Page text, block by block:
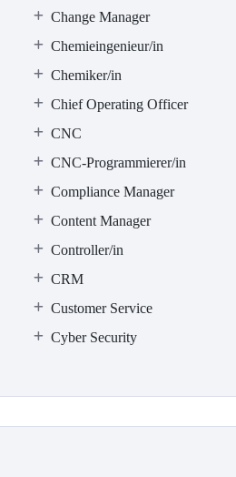
Change Manager
Chemieingenieur/in
Chemiker/in
Chief Operating Officer
CNC
CNC-Programmierer/in
Compliance Manager
Content Manager
Controller/in
CRM
Customer Service
Cyber Security